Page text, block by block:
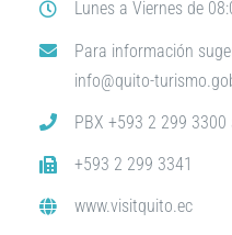
Lunes a Viernes de
Para información
info@quito-
PBX +593 2 299
+593 2 299 3341
www.visitquito.ec